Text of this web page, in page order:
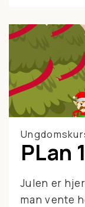
PLan
Julen er
man vente